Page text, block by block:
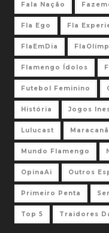
Fala Nação
Fla Ego Fla
FlaEmDia
Flamengo Ídolos
Futebol Feminino
História Jogos
Lulucast Maracanã
Mundo Flamengo
OpinaAi Outros
Primeiro Penta
Top 5 Traidores